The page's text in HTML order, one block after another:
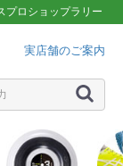
プロショップラリー
実店舗のご案内